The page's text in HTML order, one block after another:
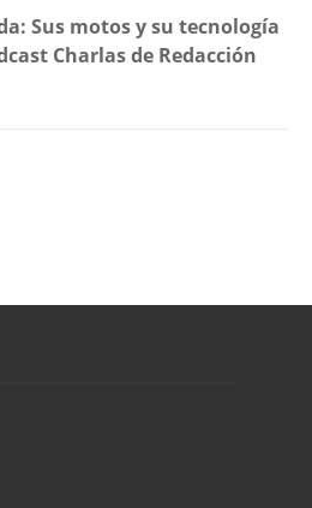
Sus motos y su tecnología
Charlas de Redacción